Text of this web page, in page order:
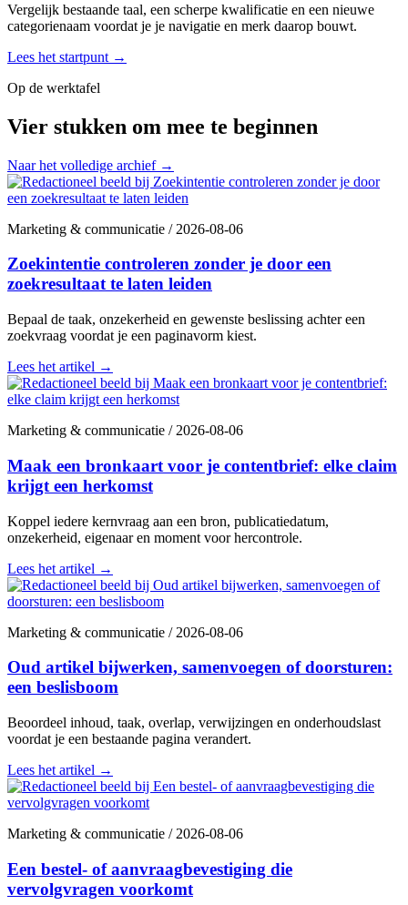
Vergelijk bestaande taal, een scherpe kwalificatie en een nieuwe
categorienaam voordat je je navigatie en merk daarop bouwt.
Lees het startpunt →
Op de werktafel
Vier stukken om mee te beginnen
Naar het volledige archief →
Marketing & communicatie /2026-08-06
Zoekintentie controleren zonder je door een
zoekresultaat te laten leiden
Bepaal de taak, onzekerheid en gewenste beslissing achter een
zoekvraag voordat je een paginavorm kiest.
Lees het artikel →
Marketing & communicatie /2026-08-06
Maak een bronkaart voor je contentbrief: elke claim
krijgt een herkomst
Koppel iedere kernvraag aan een bron, publicatiedatum,
onzekerheid, eigenaar en moment voor hercontrole.
Lees het artikel →
Marketing & communicatie /2026-08-06
Oud artikel bijwerken, samenvoegen of doorsturen:
een beslisboom
Beoordeel inhoud, taak, overlap, verwijzingen en onderhoudslast
voordat je een bestaande pagina verandert.
Lees het artikel →
Marketing & communicatie /2026-08-06
Een bestel- of aanvraagbevestiging die
vervolgvragen voorkomt